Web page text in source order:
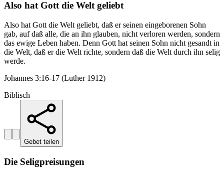
Also hat Gott die Welt geliebt
Also hat Gott die Welt geliebt, daß er seinen eingeborenen Sohn
gab, auf daß alle, die an ihn glauben, nicht verloren werden, sondern
das ewige Leben haben. Denn Gott hat seinen Sohn nicht gesandt in
die Welt, daß er die Welt richte, sondern daß die Welt durch ihn selig
werde.
Johannes 3:16-17 (Luther 1912)
Biblisch
Gebet teilen
Die Seligpreisungen